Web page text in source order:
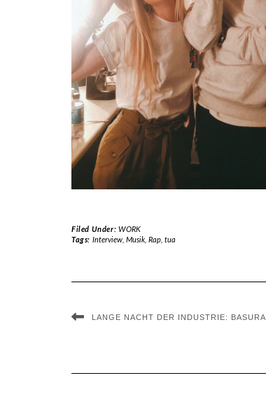
Filed Under: WORK
Tags: Interview, Musik, Rap, tua
LANGE NACHT DER INDUSTRIE: BASURA